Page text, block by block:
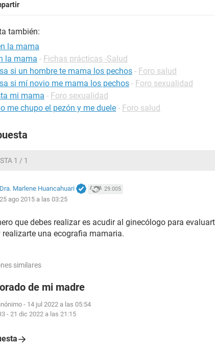
también:
la mama
la mama - Fichas prácticas -Salud
si un hombre te mama los pechos - Foro salud
si mí novio me mama los pechos - Foro sexualidad
mi mama - Foro sexualidad
me chupo el pezón y me duele - Foro salud
1 / 1
Dra. Marlene Huancahuari 29.005
25 ago 2015 a las 03:25
que debes realizar es acudir al ginecólogo para
realizarte una ecografia mamaria.
similares
de mi madre
- 14 jul 2022 a las 05:54
- 21 dic 2022 a las 21:15